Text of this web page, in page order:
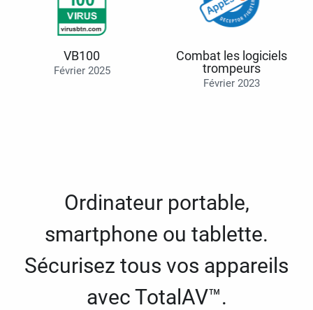
VB100
Février 2025
Combat les logiciels
trompeurs
Février 2023
Ordinateur portable,
smartphone ou tablette.
Sécurisez tous vos appareils
avec TotalAV™.